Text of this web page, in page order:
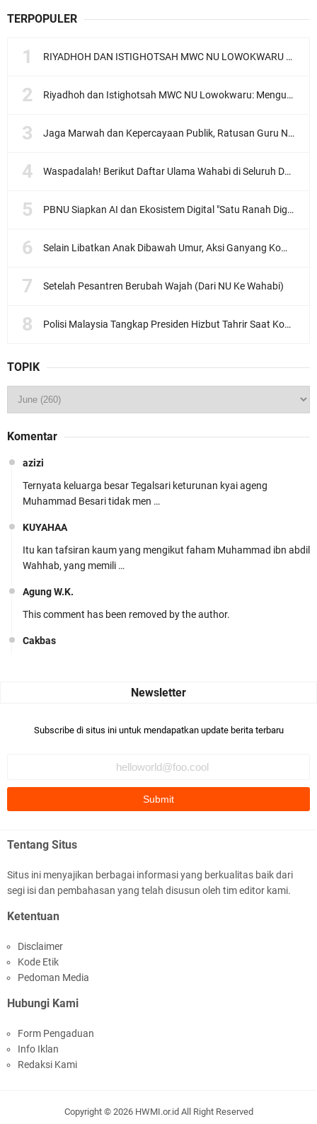
TERPOPULER
RIYADHOH DAN ISTIGHOTSAH MWC NU LOWOKWARU Menyambut Muktamar NU ke-35, Meneguhkan Sanad Laku Para Muassis
Riyadhoh dan Istighotsah MWC NU Lowokwaru: Menguatkan Doa, Menjalin Ukhuwah Menyambut Muktamar NU ke-35
Jaga Marwah dan Kepercayaan Publik, Ratusan Guru Ngaji Kota Malang Serukan Deklarasi Ramah Anak
Waspadalah! Berikut Daftar Ulama Wahabi di Seluruh Dunia dan Karya-karyanya
PBNU Siapkan AI dan Ekosistem Digital "Satu Ranah Digital untuk Ulama", Siap Diluncurkan dalam Waktu Dekat!
Selain Libatkan Anak Dibawah Umur, Aksi Ganyang Komunis Jadi Sorotan Karena Ada Narasi Halal Sembelih Orang
Setelah Pesantren Berubah Wajah (Dari NU Ke Wahabi)
Polisi Malaysia Tangkap Presiden Hizbut Tahrir Saat Konferensi Pers
TOPIK
Komentar
azizi
Ternyata keluarga besar Tegalsari keturunan kyai ageng
Muhammad Besari tidak men …
KUYAHAA
Itu kan tafsiran kaum yang mengikut faham Muhammad ibn abdil
Wahhab, yang memili …
Agung W.K.
This comment has been removed by the author.
Cakbas
Bismillaah semoga pembuat artikel Alloh berikan pemahaman yg
Ada sejumlah pertanyaan kepada Anda dan jawablah dengan
mengikuti ust. K …
Anonymous
Anonymous
It has proved a key customer retention tool for sports activities
guide operator …
Subscribe di situs ini untuk mendapatkan update berita terbaru
Tentang Situs
Situs ini menyajikan berbagai informasi yang berkualitas baik dari
segi isi dan pembahasan yang telah disusun oleh tim editor kami.
Ketentuan
Disclaimer
Kode Etik
Pedoman Media
Hubungi Kami
Form Pengaduan
Info Iklan
Redaksi Kami
Copyright © 2026 HWMI.or.id All Right Reserved